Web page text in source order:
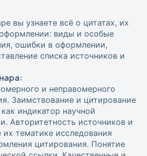
вы узнаете всё о цитатах, их
виды и особые
ошибки в оформлении,
списка источников и
и неправомерного
Заимствование и цитирование
индикатор научной
Авторитетность источников и
их тематике исследования
цитирования. Понятие